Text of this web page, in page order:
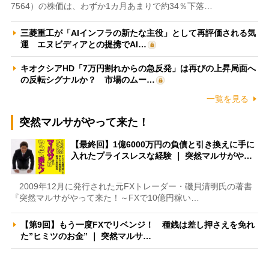
7564）の株価は、わずか1カ月あまりで約34％下落…
三菱重工が「AIインフラの新たな主役」として再評価される気
運 エヌビディアとの提携でAI…
キオクシアHD「7万円割れからの急反発」は再びの上昇局面へ
の反転シグナルか？ 市場のムー…
一覧を見る
突然マルサがやって来た！
【最終回】1億6000万円の負債と引き換えに手に
入れたプライスレスな経験 ｜ 突然マルサがや…
2009年12月に発行された元FXトレーダー・磯貝清明氏の著書
『突然マルサがやって来た！～FXで10億円稼い…
【第9回】もう一度FXでリベンジ！ 種銭は差し押さえを免れ
た”ヒミツのお金” ｜ 突然マルサ…